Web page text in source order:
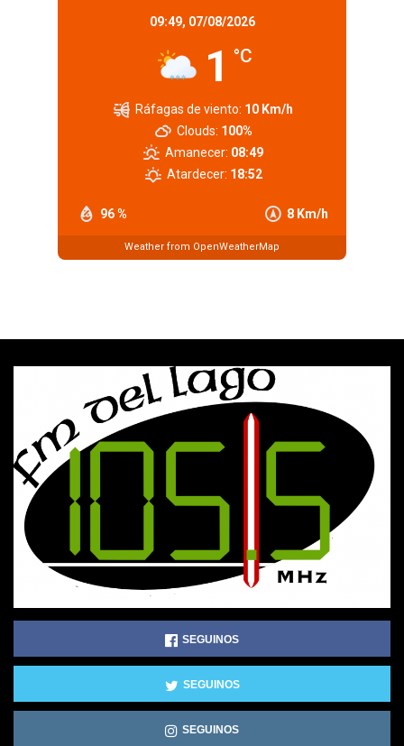
09:49, 07/08/2026
1 °C
96 % 8 Km/h
Ráfagas de viento: 10 Km/h
Clouds: 100%
Amanecer: 08:49
Atardecer: 18:52
Weather from OpenWeatherMap
SEGUINOS
SEGUINOS
SEGUINOS